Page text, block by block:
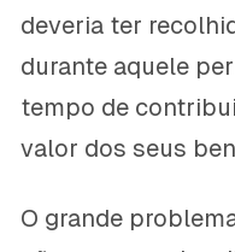
deveria ter
durante aquele
tempo de
valor dos seus
O grande